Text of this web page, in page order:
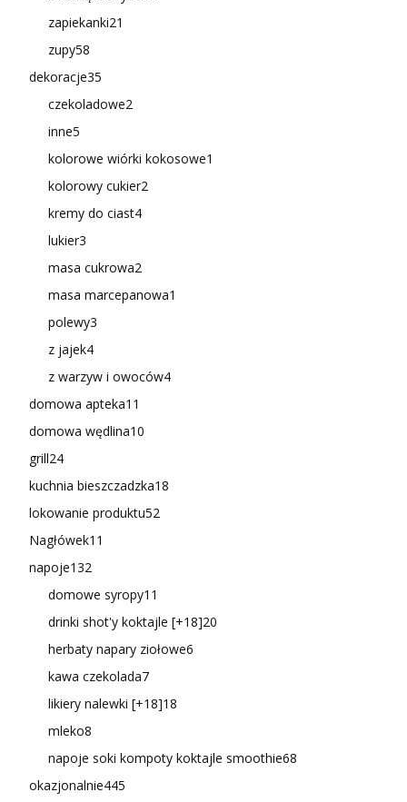
zapiekanki21
zupy58
dekoracje35
czekoladowe2
inne5
kolorowe wiórki kokosowe1
kolorowy cukier2
kremy do ciast4
lukier3
masa cukrowa2
masa marcepanowa1
polewy3
z jajek4
z warzyw i owoców4
domowa apteka11
domowa wędlina10
grill24
kuchnia bieszczadzka18
lokowanie produktu52
Nagłówek11
napoje132
domowe syropy11
drinki shot'y koktajle [+18]20
herbaty napary ziołowe6
kawa czekolada7
likiery nalewki [+18]18
mleko8
napoje soki kompoty koktajle smoothie68
okazjonalnie445